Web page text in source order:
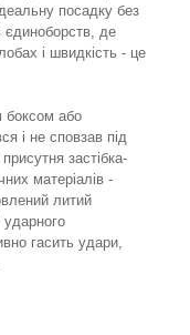
посадку без
єдиноборств, де
і швидкість - це
боксом або
і не сповзав під
застібка-
матеріалів -
литий
гасить удари,